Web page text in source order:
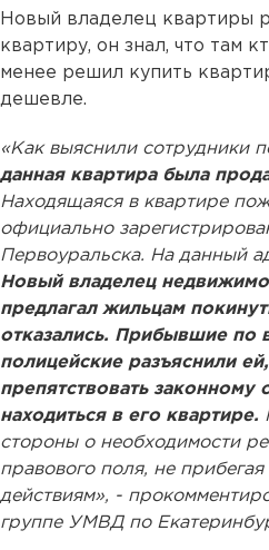
Новый владелец квартиры
квартиру, он знал, что там
менее решил купить
дешевле.
«Как выяснили сотрудники
данная квартира была
Находящаяся в квартире
официально
Первоуральска. На данный
Новый владелец
предлагал жильцам
отказались. Прибывшие по
полицейские разъяснили
препятствовать законному
находиться в его квартире.
стороны о необходимости
правового поля, не
действиям», -
группе УМВД по